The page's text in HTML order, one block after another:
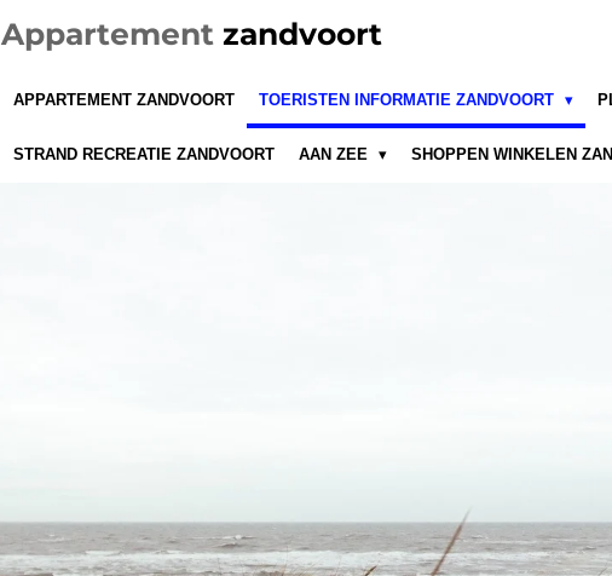
Appartement zandvoort
APPARTEMENT ZANDVOORT TOERISTEN INFORMATIE ZANDVOORT
STRAND RECREATIE ZANDVOORT AAN ZEE SHOPPEN WINKELEN